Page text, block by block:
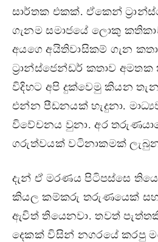
සාර්තක එකක්. ඒකෙන්
ගැනම සමාජයේ ලොකු
අයගෙ අයිතිවාසිකම් ගැන
ට‍්‍රාන්ස්ජෙන්ඩර් කතාව
විදිහට අපි දුක්වෙමු කියන
එන්න පීඩනයක් හැදුනා.
විවේචනය වුනා. අර
ගරුත්වයක් වටිනාකමක්
දැන් ඒ මරණය පිටිපස්සෙ
කියල කම්කරු තරුණයෙක් සහ
ඇවිත් තියෙනවා. තවත්
දෙකක් විසින් නගරයේ කරපු